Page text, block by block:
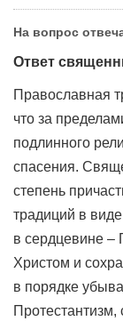
На вопрос
Ответ
Православная
что за
подлинного
спасения.
степень
традиций в
в сердцевине –
Христом и
в порядке
Протестантизм,